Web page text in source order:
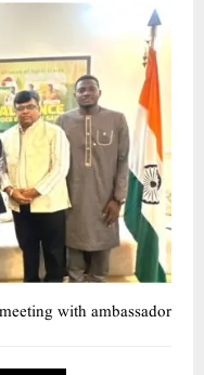
meeting with ambassador